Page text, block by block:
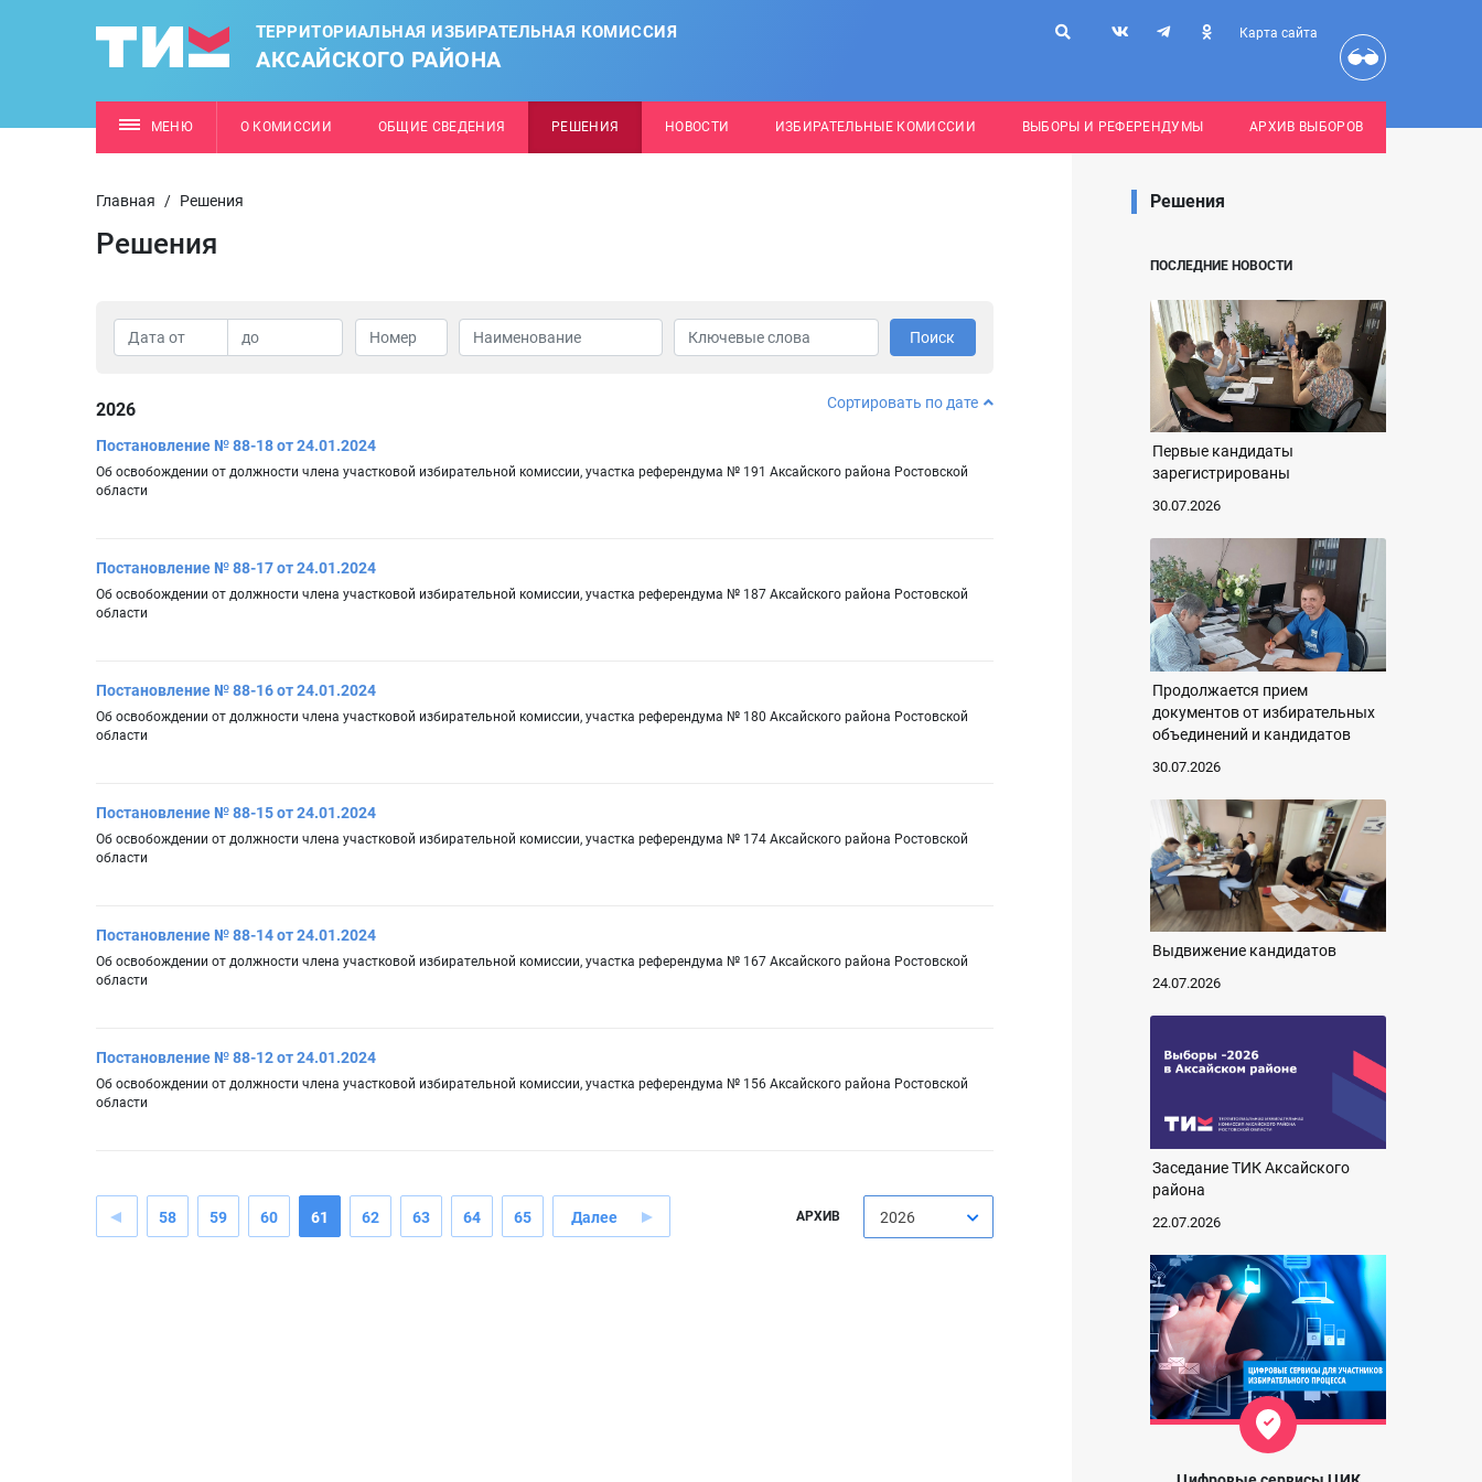
ТЕРРИТОРИАЛЬНАЯ ИЗБИРАТЕЛЬНАЯ КОМИССИЯ
АКСАЙСКОГО РАЙОНА
Карта сайта
МЕНЮ О КОМИССИИ ОБЩИЕ СВЕДЕНИЯ РЕШЕНИЯ НОВОСТИ ИЗБИРАТЕЛЬНЫЕ КОМИССИИ ВЫБОРЫ И РЕФЕРЕНДУМЫ АРХИВ ВЫБОРОВ
Главная / Решения
Решения
Поиск
2026 Сортировать по дате
Постановление № 88-18 от 24.01.2024
Об освобождении от должности члена участковой избирательной комиссии, участка референдума № 191 Аксайского района Ростовской
области
Постановление № 88-17 от 24.01.2024
Об освобождении от должности члена участковой избирательной комиссии, участка референдума № 187 Аксайского района Ростовской
области
Постановление № 88-16 от 24.01.2024
Об освобождении от должности члена участковой избирательной комиссии, участка референдума № 180 Аксайского района Ростовской
области
Постановление № 88-15 от 24.01.2024
Об освобождении от должности члена участковой избирательной комиссии, участка референдума № 174 Аксайского района Ростовской
области
Постановление № 88-14 от 24.01.2024
Об освобождении от должности члена участковой избирательной комиссии, участка референдума № 167 Аксайского района Ростовской
области
Постановление № 88-12 от 24.01.2024
Об освобождении от должности члена участковой избирательной комиссии, участка референдума № 156 Аксайского района Ростовской
области
58 59 60 61 62 63 64 65 Далее АРХИВ 2026
Решения
ПОСЛЕДНИЕ НОВОСТИ
Первые кандидаты
зарегистрированы
30.07.2026
Продолжается прием
документов от избирательных
объединений и кандидатов
30.07.2026
Выдвижение кандидатов
24.07.2026
Заседание ТИК Аксайского
района
22.07.2026